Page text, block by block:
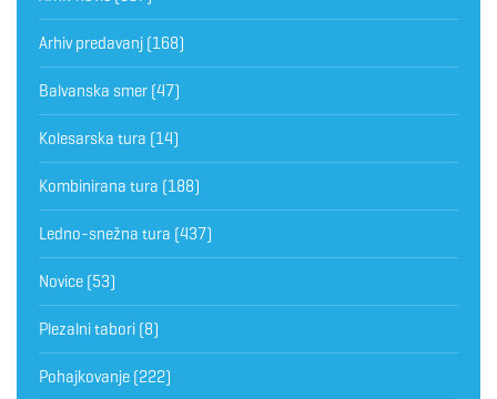
Arhiv predavanj (168)
Balvanska smer (47)
Kolesarska tura (14)
Kombinirana tura (188)
Ledno-snežna tura (437)
Novice (53)
Plezalni tabori (8)
Pohajkovanje (222)